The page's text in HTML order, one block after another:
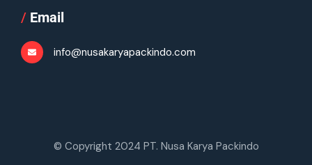
/ Email
info@nusakaryapackindo.com
© Copyright 2024 PT. Nusa Karya Packindo